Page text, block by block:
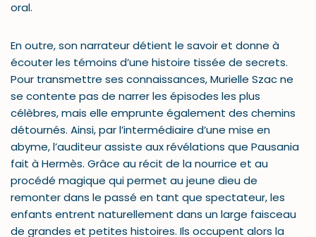
oral.
En outre, son narrateur détient le savoir et donne à
écouter les témoins d’une histoire tissée de secrets.
Pour transmettre ses connaissances, Murielle Szac ne
se contente pas de narrer les épisodes les plus
célèbres, mais elle emprunte également des chemins
détournés. Ainsi, par l’intermédiaire d’une mise en
abyme, l’auditeur assiste aux révélations que Pausania
fait à Hermès. Grâce au récit de la nourrice et au
procédé magique qui permet au jeune dieu de
remonter dans le passé en tant que spectateur, les
enfants entrent naturellement dans un large faisceau
de grandes et petites histoires. Ils occupent alors la